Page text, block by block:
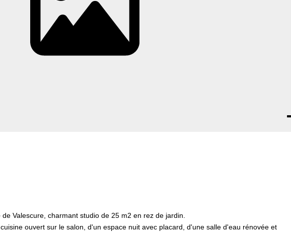
Valescure, charmant studio de 25 m2 en rez de jardin.
ouvert sur le salon, d'un espace nuit avec placard, d'une salle d'eau rénovée et